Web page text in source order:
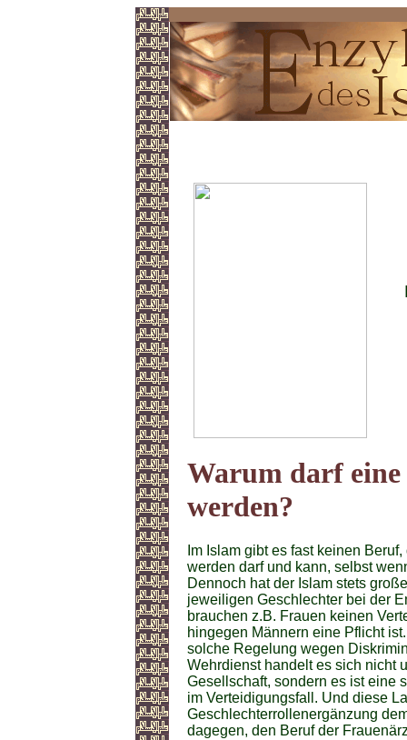
Warum darf
werden?
Im Islam gibt es fast keinen
werden darf und kann, selbst
Dennoch hat der Islam stets
jeweiligen Geschlechter bei der
brauchen z.B. Frauen keinen
hingegen Männern eine Pflicht
solche Regelung wegen
Wehrdienst handelt es sich nicht
Gesellschaft, sondern es ist eine
im Verteidigungsfall. Und diese
Geschlechterrollenergänzung
dagegen, den Beruf der